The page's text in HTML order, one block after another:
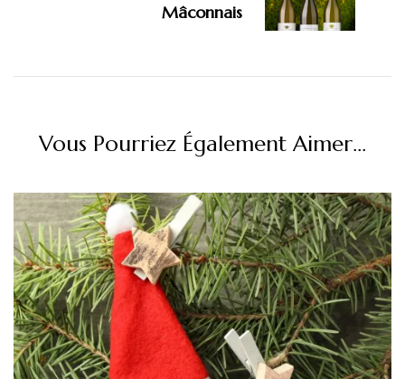
Mâconnais
Vous Pourriez Également Aimer...